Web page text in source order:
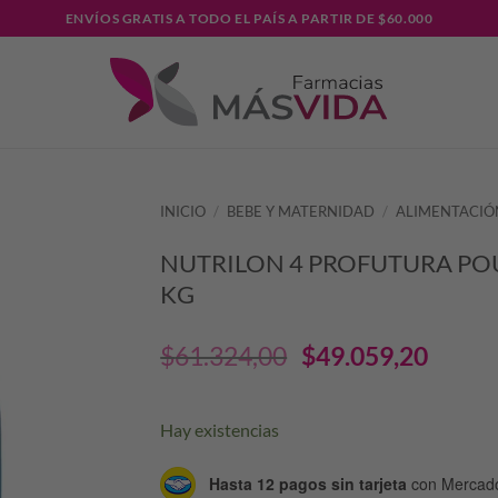
ENVÍOS GRATIS A TODO EL PAÍS A PARTIR DE $60.000
INICIO / BEBE Y MATERNIDAD /
NUTRILON 4 PROFUTURA
KG
$61.324,00 El
original
$49.059,20El
Hay existencias
Hasta 12 pagos sin tarjeta con